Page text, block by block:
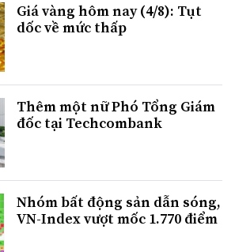
Giá vàng hôm nay (4/8): Tụt
dốc về mức thấp
Thêm một nữ Phó Tổng Giám
đốc tại Techcombank
Nhóm bất động sản dẫn sóng,
VN-Index vượt mốc 1.770 điểm